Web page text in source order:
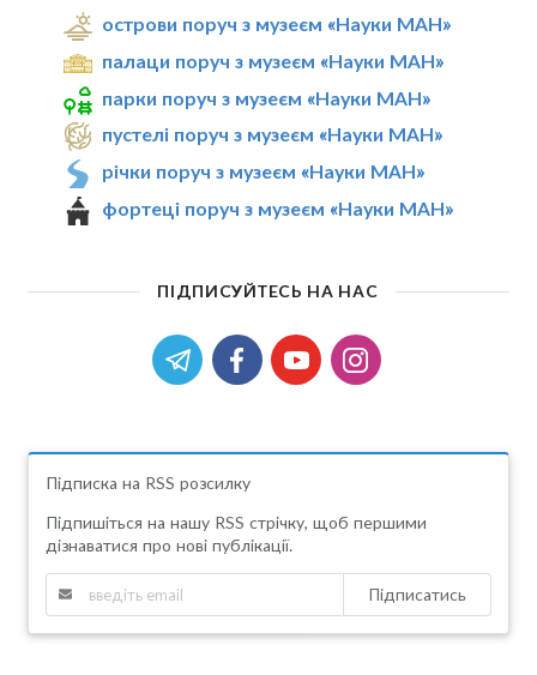
острови поруч з музеєм «Науки МАН»
палаци поруч з музеєм «Науки МАН»
парки поруч з музеєм «Науки МАН»
пустелі поруч з музеєм «Науки МАН»
річки поруч з музеєм «Науки МАН»
фортеці поруч з музеєм «Науки МАН»
ПІДПИСУЙТЕСЬ НА НАС
Підписка на RSS розсилку
Підпишіться на нашу RSS стрічку, щоб першими
дізнаватися про нові публікації.
Підписатись